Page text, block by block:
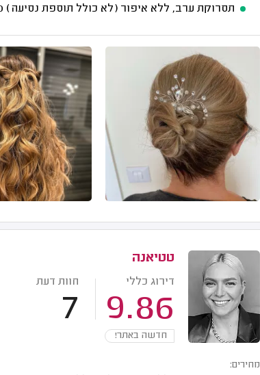
תסרוקת ערב, ללא איפור (לא כולל תוספת נסיעה)
טטיאנה
דירוג כללי
9.86
חוות דעת
7
חדשה באתר!
מחירים: